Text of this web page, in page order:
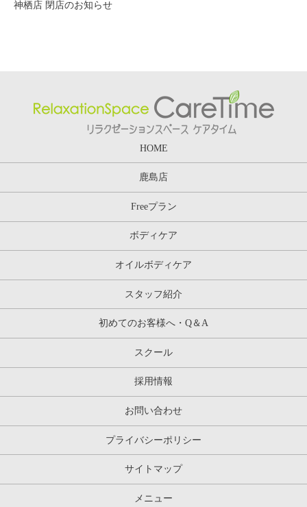
神栖店 閉店のお知らせ
HOME
鹿島店
Freeプラン
ボディケア
オイルボディケア
スタッフ紹介
初めてのお客様へ・Q＆A
スクール
採用情報
お問い合わせ
プライバシーポリシー
サイトマップ
メニュー